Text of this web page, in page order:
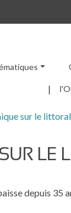
sur le
LE
depuis 35